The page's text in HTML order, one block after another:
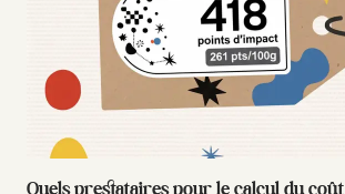
Quels prestataires pour le calcul du coût